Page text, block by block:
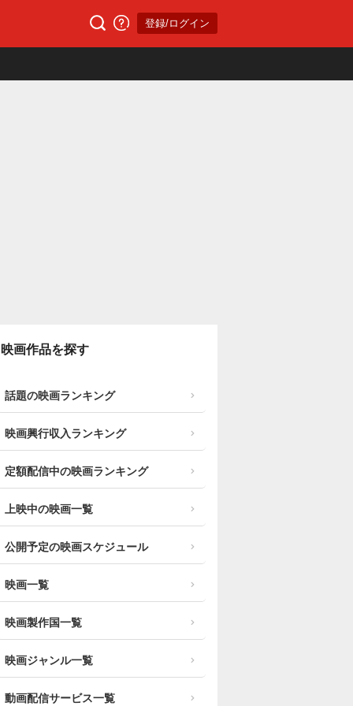
登録/ログイン
映画作品を探す
話題の映画ランキング
映画興行収入ランキング
定額配信中の映画ランキング
上映中の映画一覧
公開予定の映画スケジュール
映画一覧
映画製作国一覧
映画ジャンル一覧
動画配信サービス一覧